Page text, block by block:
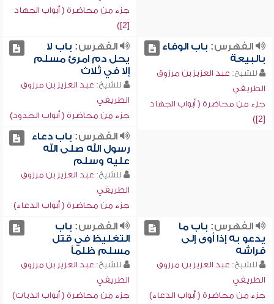
جزء من محاضرة ( أبواب الجهاد
[2])
الفهرس: باب الوفاء
بالبيعة
للشيخ: عبد العزيز بن مرزوق
الطريفي
جزء من محاضرة ( أبواب الجهاد
[2])
الفهرس: باب لا
يحل دم امرئ مسلم
إلا في ثلاث
للشيخ: عبد العزيز بن مرزوق
الطريفي
جزء من محاضرة ( أبواب الحدود)
الفهرس: باب دعاء
رسول الله صلى الله
عليه وسلم
للشيخ: عبد العزيز بن مرزوق
الطريفي
جزء من محاضرة ( أبواب الدعاء)
الفهرس: باب ما
يدعو به إذا أوى إلى
فراشه
للشيخ: عبد العزيز بن مرزوق
الطريفي
جزء من محاضرة ( أبواب الدعاء)
الفهرس: باب
التغليظ في قتل
مسلم ظلماً
للشيخ: عبد العزيز بن مرزوق
الطريفي
جزء من محاضرة ( أبواب الديات)